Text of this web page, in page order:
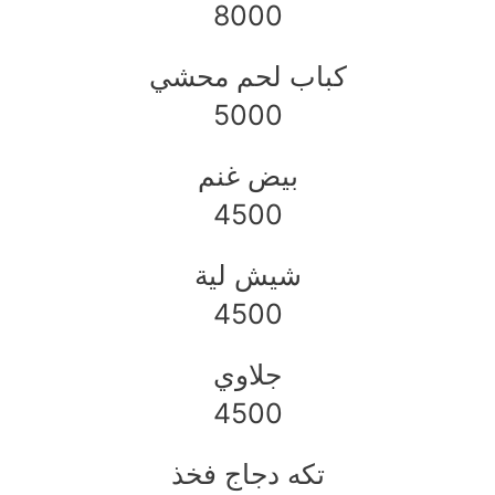
8000
كباب لحم محشي
5000
بيض غنم
4500
شيش لية
4500
جلاوي
4500
تكه دجاج فخذ